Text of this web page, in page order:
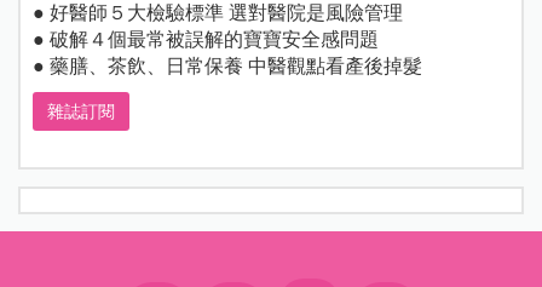
● 好醫師５大檢驗標準 選對醫院是風險管理
● 破解４個最常被誤解的寶寶安全感問題
● 藥膳、茶飲、日常保養 中醫觀點看產後掉髮
雜誌訂閱